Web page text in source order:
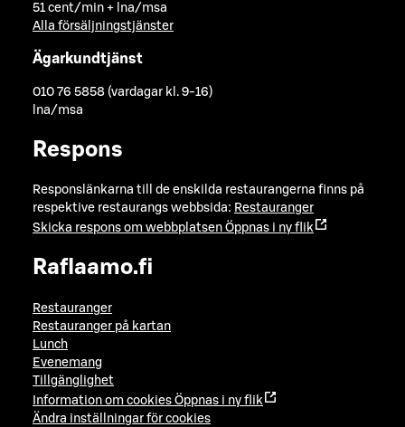
51 cent/min + lna/msa
Alla försäljningstjänster
Ägarkundtjänst
010 76 5858 (vardagar kl. 9-16)
lna/msa
Respons
Responslänkarna till de enskilda restaurangerna finns på
respektive restaurangs webbsida: Restauranger
Skicka respons om webbplatsen Öppnas i ny flik
Raflaamo.fi
Restauranger
Restauranger på kartan
Lunch
Evenemang
Tillgänglighet
Information om cookies Öppnas i ny flik
Ändra inställningar för cookies